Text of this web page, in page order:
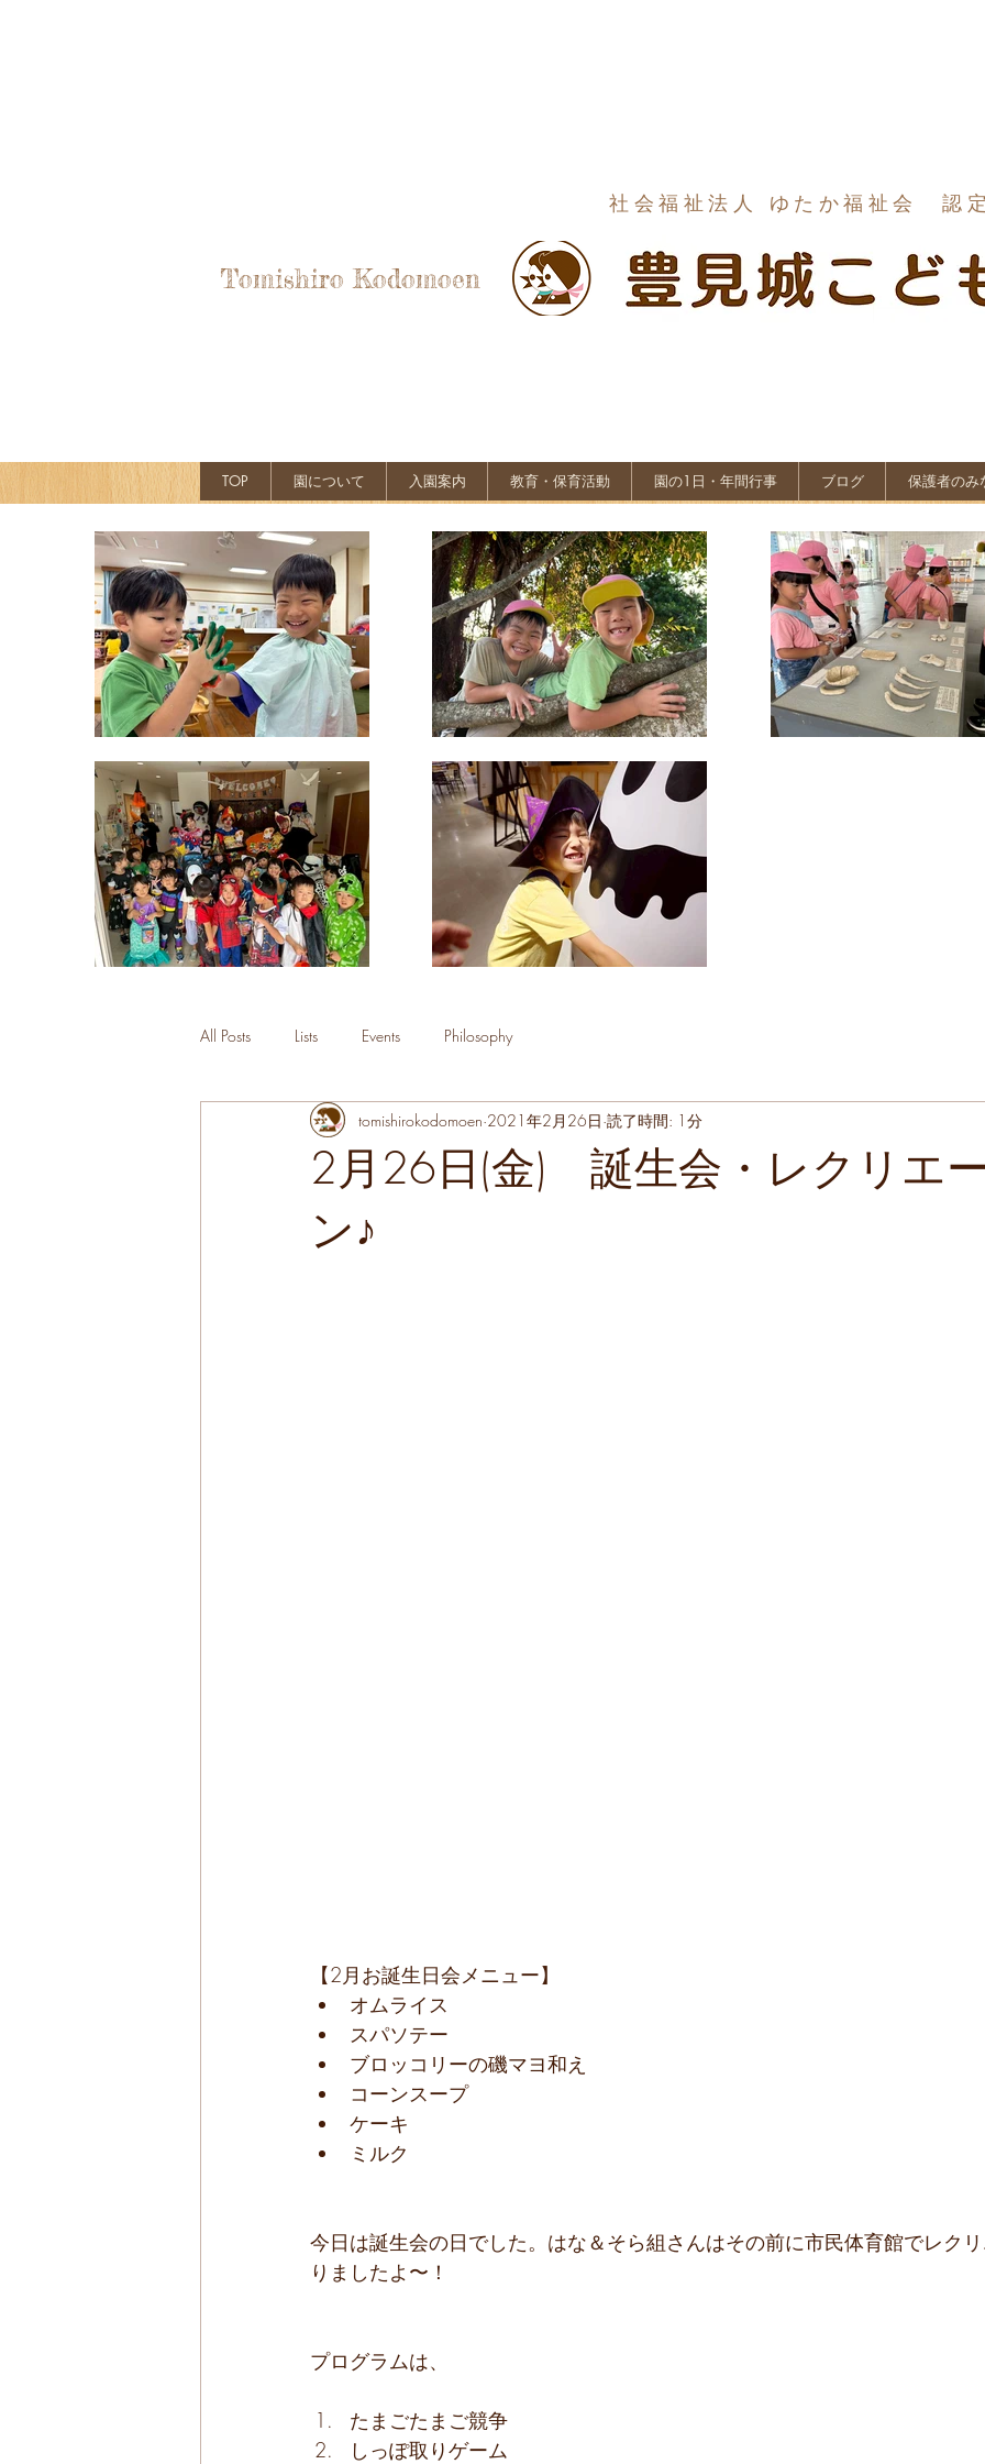
社会福祉法人 ゆたか福祉会 認
Tomishiro Kodomoen
TOP 園について 入園案内 教育・保育活動 園の1日・年間行事 ブログ 保護者のみ
All Posts Lists Events Philosophy
2月26日(金) 誕生会・レクリエ
ン♪
tomishirokodomoen 2021年2月26日 読了時間: 1分
【2月お誕生日会メニュー】
オムライス
スパソテー
ブロッコリーの磯マヨ和え
コーンスープ
ケーキ
ミルク
今日は誕生会の日でした。はな＆そら組さんはその前に市民体育館でレク
りましたよ〜！
プログラムは、
たまごたまご競争
しっぽ取りゲーム